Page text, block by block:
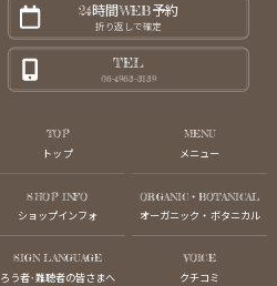
24時間WEB予約
折り返しで確定
TEL
06-4963-3139
TOP
トップ
MENU
メニュー
SHOP INFO
ショップインフォ
ORGANIC・BOTANICAL
オーガニック・ボタニカル
SIGN LANGUAGE
ろう者･難聴者の皆さまへ
VOICE
クチコミ